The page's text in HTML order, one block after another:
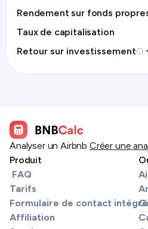
Rendement sur fonds
Taux de capitalisation
Retour sur investissement
Analyser un Airbnb Créer une
Produit
FAQ
Tarifs
Formulaire de contact intégré
Affiliation